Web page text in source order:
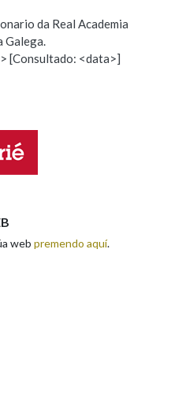
na palabra
da Real Academia
Galega.
[Consultado: <data>]
web premendo aquí.